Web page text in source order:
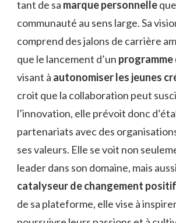
tant de sa marque personnelle
communauté au sens large. Sa
comprend des jalons de carrière
que le lancement d’un
visant à autonomiser les jeunes
croit que la collaboration peut
l’innovation, elle prévoit donc
partenariats avec des
ses valeurs. Elle se voit non
leader dans son domaine, mais
catalyseur de changement positif
de sa plateforme, elle vise à